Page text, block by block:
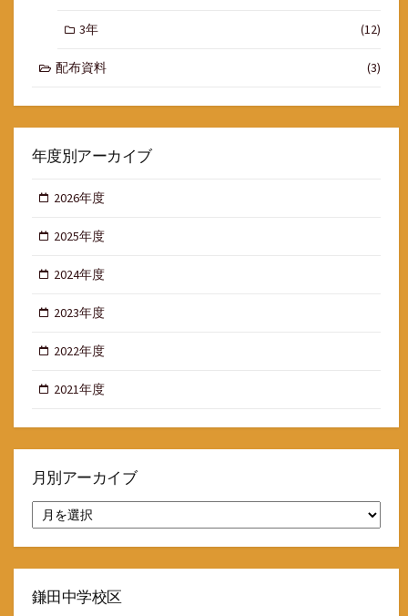
3年 (12)
配布資料 (3)
年度別アーカイブ
2026年度
2025年度
2024年度
2023年度
2022年度
2021年度
月別アーカイブ
別
ア
イ
鎌田中学校区